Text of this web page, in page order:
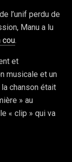
l’unif perdu de
Manu a lu
cou.
et
musicale et un
chanson était
» au
« clip » qui va